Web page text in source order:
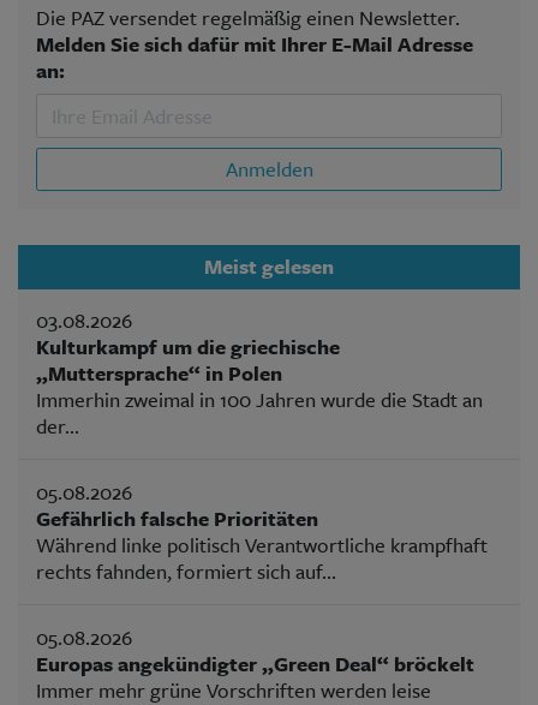
Die PAZ versendet regelmäßig einen Newsletter.
Melden Sie sich dafür mit Ihrer E-Mail Adresse
an:
Anmelden
Meist gelesen
03.08.2026
Kulturkampf um die griechische
„Muttersprache“ in Polen
Immerhin zweimal in 100 Jahren wurde die Stadt an
der...
05.08.2026
Gefährlich falsche Prioritäten
Während linke politisch Verantwortliche krampfhaft
rechts fahnden, formiert sich auf...
05.08.2026
Europas angekündigter „Green Deal“ bröckelt
Immer mehr grüne Vorschriften werden leise